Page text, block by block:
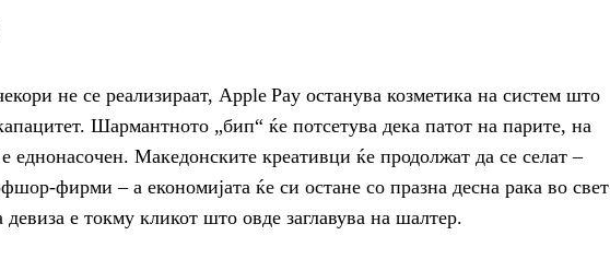
не се реализираат, Apple Pay останува козметика на систем што
Шармантното „бип“ ќе потсетува дека патот на парите, на
еднонасочен. Македонските креативци ќе продолжат да се селат –
– а економијата ќе си остане со празна десна рака во свет
девиза е токму кликот што овде заглавува на шалтер.